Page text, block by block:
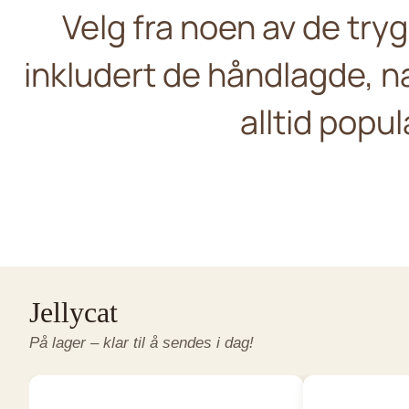
Velg fra noen av de
inkludert de håndlagde,
alltid Living
Søte hunder og
Jellycat
På lager – klar til å sendes i dag!